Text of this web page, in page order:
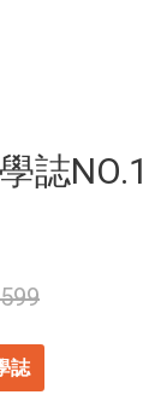
誌NO.1
誌